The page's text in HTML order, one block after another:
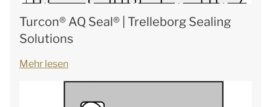
Turcon® AQ Seal® | Trelleborg Sealing
Solutions
Mehr lesen